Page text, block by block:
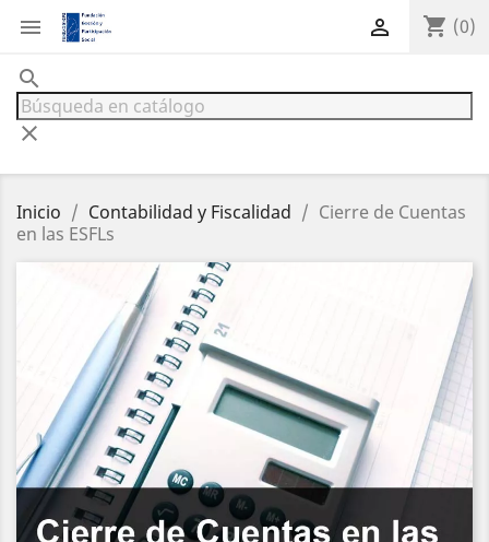
 shopping_cart (0)

search
clear
Inicio Contabilidad y Fiscalidad
Cierre de Cuentas
en las ESFLs